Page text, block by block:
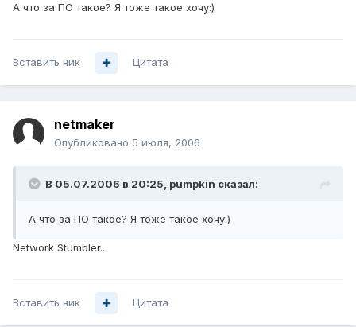
А что за ПО такое? Я тоже такое хочу:)
Вставить ник Цитата
netmaker
Опубликовано 5 июля, 2006
В 05.07.2006 в 20:25, pumpkin сказал:
А что за ПО такое? Я тоже такое хочу:)
Network Stumbler...
Вставить ник Цитата